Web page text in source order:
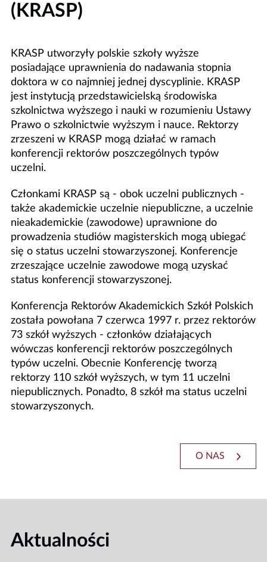
(KRASP)
KRASP utworzyły polskie szkoły wyższe
posiadające uprawnienia do nadawania stopnia
doktora w co najmniej jednej dyscyplinie. KRASP
jest instytucją przedstawicielską środowiska
szkolnictwa wyższego i nauki w rozumieniu Ustawy
Prawo o szkolnictwie wyższym i nauce. Rektorzy
zrzeszeni w KRASP mogą działać w ramach
konferencji rektorów poszczególnych typów
uczelni.
Członkami KRASP są - obok uczelni publicznych -
także akademickie uczelnie niepubliczne, a uczelnie
nieakademickie (zawodowe) uprawnione do
prowadzenia studiów magisterskich mogą ubiegać
się o status uczelni stowarzyszonej. Konferencje
zrzeszające uczelnie zawodowe mogą uzyskać
status konferencji stowarzyszonej.
Konferencja Rektorów Akademickich Szkół Polskich
została powołana 7 czerwca 1997 r. przez rektorów
73 szkół wyższych - członków działających
wówczas konferencji rektorów poszczególnych
typów uczelni. Obecnie Konferencję tworzą
rektorzy 110 szkół wyższych, w tym 11 uczelni
niepublicznych. Ponadto, 8 szkół ma status uczelni
stowarzyszonych.
O NAS
Aktualności